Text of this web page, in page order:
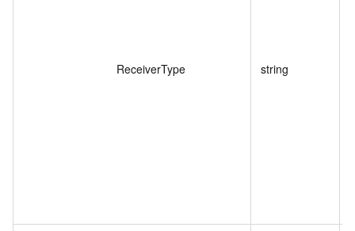
ReceiverType string